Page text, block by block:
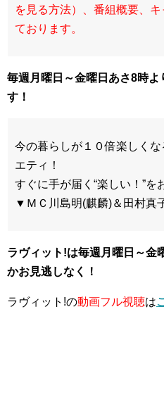
を見る方法）、番組概要、
ております。
毎週月曜日～金曜日あさ8時よ
す！
今の暮らしが１０倍楽しく
エティ！
すぐに手が届く“楽しい！”を
▼ＭＣ川島明(麒麟)＆田村真
ラヴィット!は毎週月曜日～金
かお見逃しなく！
ラヴィット!の動画フル視聴は